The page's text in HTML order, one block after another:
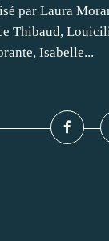
par Laura
Thibaud,
Isabelle...